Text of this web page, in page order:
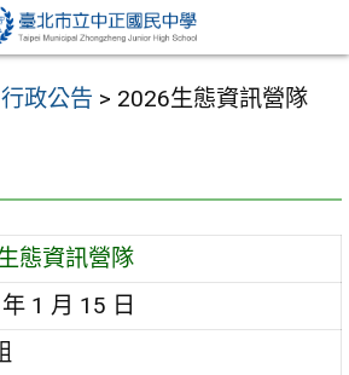
行政公告 > 2026生態資訊營隊
態資訊營隊
1 月 15 日